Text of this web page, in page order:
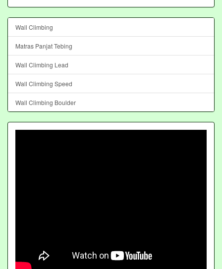
Wall Climbing
Matras Panjat Tebing
Wall Climbing Lead
Wall Climbing Speed
Wall Climbing Boulder